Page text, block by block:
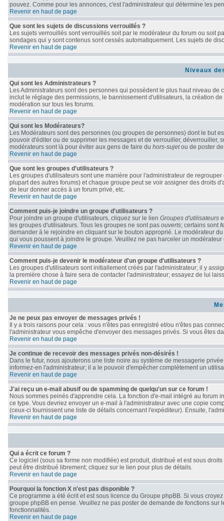
pouvez. Comme pour les annonces, c'est l'administrateur qui détermine les
Revenir en haut de page
Que sont les sujets de discussions verrouillés ?
Les sujets verrouillés sont verrouillés soit par le modérateur du forum ou soit
sondages qui y sont contenus sont cessés automatiquement. Les sujets de
Revenir en haut de page
Niveaux
Qui sont les Administrateurs ?
Les Administrateurs sont des personnes qui possèdent le plus haut niveau
inclut le réglage des permissions, le bannissement d'utilisateurs, la création
modération sur tous les forums.
Revenir en haut de page
Qui sont les Modérateurs?
Les Modérateurs sont des personnes (ou groupes de personnes) dont le but
pouvoir d'éditer ou de supprimer les messages et de verrouiller,
modérateurs sont là pour éviter aux gens de faire du hors-sujetou de poster
Revenir en haut de page
Que sont les groupes d'utilisateurs ?
Les groupes d'utilisateurs sont une manière pour l'administrateur de
plupart des autres forums) et chaque groupe peut se voir assigner des droits
de leur donner accès à un forum privé, etc.
Revenir en haut de page
Comment puis-je joindre un groupe d'utilisateurs ?
Pour joindre un groupe d'utilisateurs, cliquez sur le lien Groupes d'utilisateurs
les groupes d'utilisateurs. Tous les groupes ne sont pas ouverts; certains sont
demander à le rejoindre en cliquant sur le bouton approprié. Le modérateur
qui vous poussent à joindre le groupe. Veuillez ne pas harceler un
Revenir en haut de page
Comment puis-je devenir le modérateur d'un groupe d'utilisateurs ?
Les groupes d'utilisateurs sont initiallement créés par l'administrateur; il y
la première chose à faire sera de contacter l'administrateur; essayez de lui
Revenir en haut de page
Je ne peux pas envoyer de messages privés !
Il y a trois raisons pour cela : vous n'êtes pas enregistré et/ou n'êtes pas
l'administrateur vous empêche d'envoyer des messages privés. Si vous êtes
Revenir en haut de page
Je continue de recevoir des messages privés non-désirés !
Dans le futur, nous ajouterons une liste noire au système de messagerie
informez-en l'administrateur; il a le pouvoir d'empêcher complètement un
Revenir en haut de page
J'ai reçu un e-mail abusif ou de spamming de quelqu'un sur ce forum !
Nous sommes peinés d'apprendre cela. La fonction d'e-mail intégré au
ce type. Vous devriez envoyer un e-mail à l'administrateur avec une copie
(ceux-ci fournissent une liste de détails concernant l'expéditeur). Ensuite,
Revenir en haut de page
Qui a écrit ce forum ?
Ce logiciel (sous sa forme non modifiée) est produit, distribué et est sous
peut être distribué librement; cliquez sur le lien pour plus de détails.
Revenir en haut de page
Pourquoi la fonction X n'est pas disponible ?
Ce programme a été écrit et est sous licence du Groupe phpBB. Si vous
groupe phpBB en pense. Veuillez ne pas poster de demande de fonctions
fonctionnalités.
Revenir en haut de page